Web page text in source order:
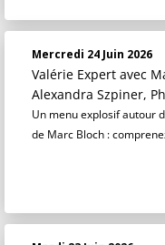
Mercredi 24 Juin 2026
Valérie Expert avec
Alexandra Szpiner,
Un menu explosif autour
de Marc Bloch :